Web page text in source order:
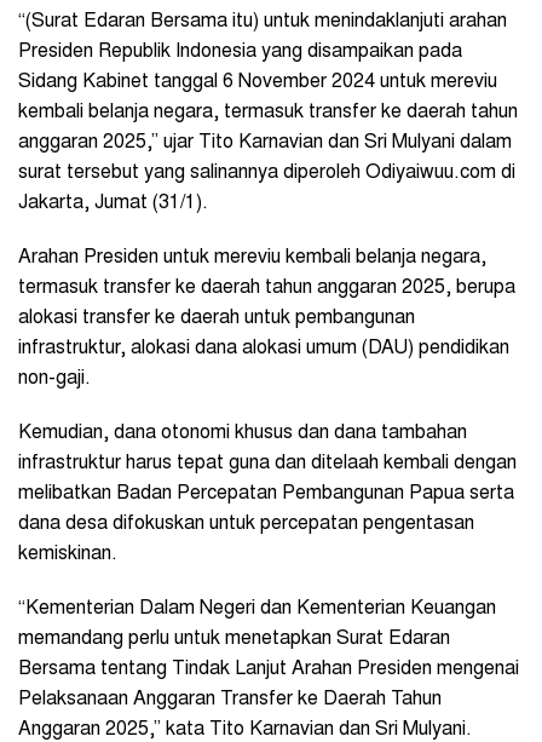
“(Surat Edaran Bersama itu) untuk menindaklanjuti arahan
Presiden Republik Indonesia yang disampaikan pada
Sidang Kabinet tanggal 6 November 2024 untuk mereviu
kembali belanja negara, termasuk transfer ke daerah tahun
anggaran 2025,” ujar Tito Karnavian dan Sri Mulyani dalam
surat tersebut yang salinannya diperoleh Odiyaiwuu.com di
Jakarta, Jumat (31/1).
Arahan Presiden untuk mereviu kembali belanja negara,
termasuk transfer ke daerah tahun anggaran 2025, berupa
alokasi transfer ke daerah untuk pembangunan
infrastruktur, alokasi dana alokasi umum (DAU) pendidikan
non-gaji.
Kemudian, dana otonomi khusus dan dana tambahan
infrastruktur harus tepat guna dan ditelaah kembali dengan
melibatkan Badan Percepatan Pembangunan Papua serta
dana desa difokuskan untuk percepatan pengentasan
kemiskinan.
“Kementerian Dalam Negeri dan Kementerian Keuangan
memandang perlu untuk menetapkan Surat Edaran
Bersama tentang Tindak Lanjut Arahan Presiden mengenai
Pelaksanaan Anggaran Transfer ke Daerah Tahun
Anggaran 2025,” kata Tito Karnavian dan Sri Mulyani.